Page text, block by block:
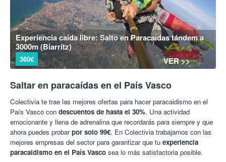
Experiencia caída libre: Salto en Paracaídas tándem a
3000m (Biarritz)
360€ VER >>
Saltar en paracaídas en el País Vasco
Colectivia te trae las mejores ofertas para hacer paracaidismo en el
País Vasco con descuentos de hasta el 30%. Una actividad
emocionante y llena de adrenalina que recordarás para siempre y que
ahora puedes probarpor solo 99€. En Colectivia trabajamos con las
mejores empresas del sector para garantizar que tu experiencia
paracaidismo en el País Vasco sea lo más satisfactoria posible.